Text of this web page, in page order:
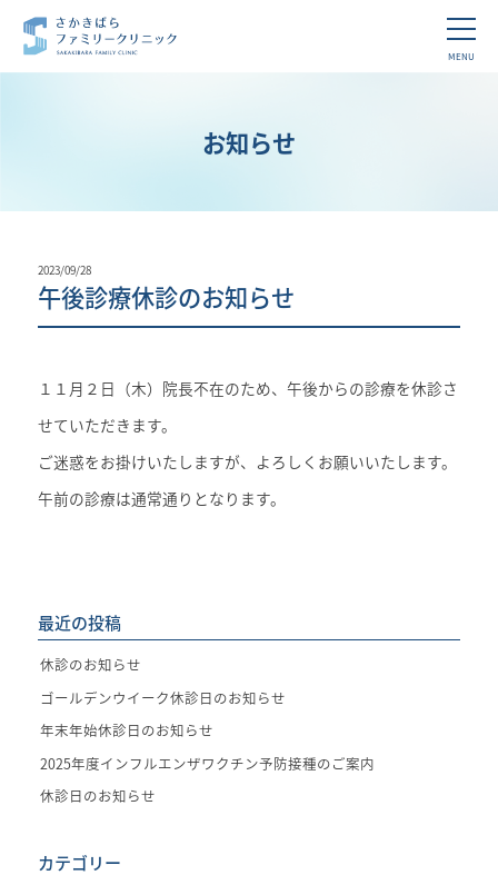
MENU
お知らせ
2023/09/28
午後診療休診のお知らせ
１１月２日（木）院長不在のため、午後からの診療を休診さ
せていただきます。
ご迷惑をお掛けいたしますが、よろしくお願いいたします。
午前の診療は通常通りとなります。
最近の投稿
休診のお知らせ
ゴールデンウイーク休診日のお知らせ
年末年始休診日のお知らせ
2025年度インフルエンザワクチン予防接種のご案内
休診日のお知らせ
カテゴリー